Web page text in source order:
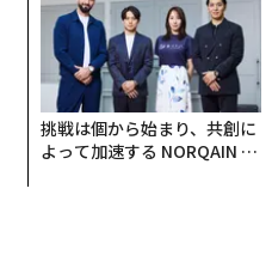
挑戦は個から始まり、共創に
よって加速する NORQAIN JA